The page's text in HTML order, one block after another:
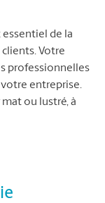
de la
Votre
professionnelles
entreprise.
ou lustré, à